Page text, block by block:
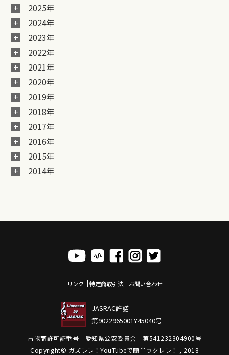
2025年
2024年
2023年
2022年
2021年
2020年
2019年
2018年
2017年
2016年
2015年
2014年
リンク 特定商取引法 お問い合わせ
JASRAC許諾
第9022965001Y45040号
古物商許可証番号 愛知県公安委員会 第541232304900号
Copyright© ガズレレ！YouTubeで簡単ウクレレ！ , 2018